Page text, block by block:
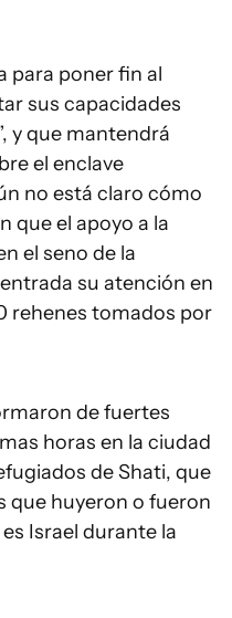
para poner fin al
sus capacidades
y que mantendrá
el enclave
no está claro cómo
que el apoyo a la
el seno de la
su atención en
rehenes tomados por
de fuertes
horas en la ciudad
de Shati, que
que huyeron o fueron
Israel durante la